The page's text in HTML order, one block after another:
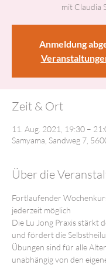
mit Claudia
Anmeldung
Zeit & Ort
11. Aug. 2021, 19:30 –
Samyama, Sandweg 7,
Über die
Fortlaufender
jederzeit möglich
Die Lu Jong Praxis stärkt
und fördert die
Übungen sind für alle
unabhängig von den